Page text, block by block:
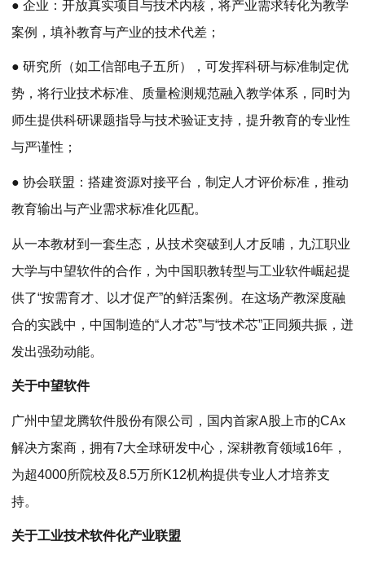
● 企业：开放真实项目与技术内核，将产业需求转化为教学
案例，填补教育与产业的技术代差；
● 研究所（如工信部电子五所），可发挥科研与标准制定优
势，将行业技术标准、质量检测规范融入教学体系，同时为
师生提供科研课题指导与技术验证支持，提升教育的专业性
与严谨性；
● 协会联盟：搭建资源对接平台，制定人才评价标准，推动
教育输出与产业需求标准化匹配。
从一本教材到一套生态，从技术突破到人才反哺，九江职业
大学与中望软件的合作，为中国职教转型与工业软件崛起提
供了“按需育才、以才促产”的鲜活案例。在这场产教深度融
合的实践中，中国制造的“人才芯”与“技术芯”正同频共振，迸
发出强劲动能。
关于中望软件
广州中望龙腾软件股份有限公司，国内首家A股上市的CAx
解决方案商，拥有7大全球研发中心，深耕教育领域16年，
为超4000所院校及8.5万所K12机构提供专业人才培养支
持。
关于工业技术软件化产业联盟